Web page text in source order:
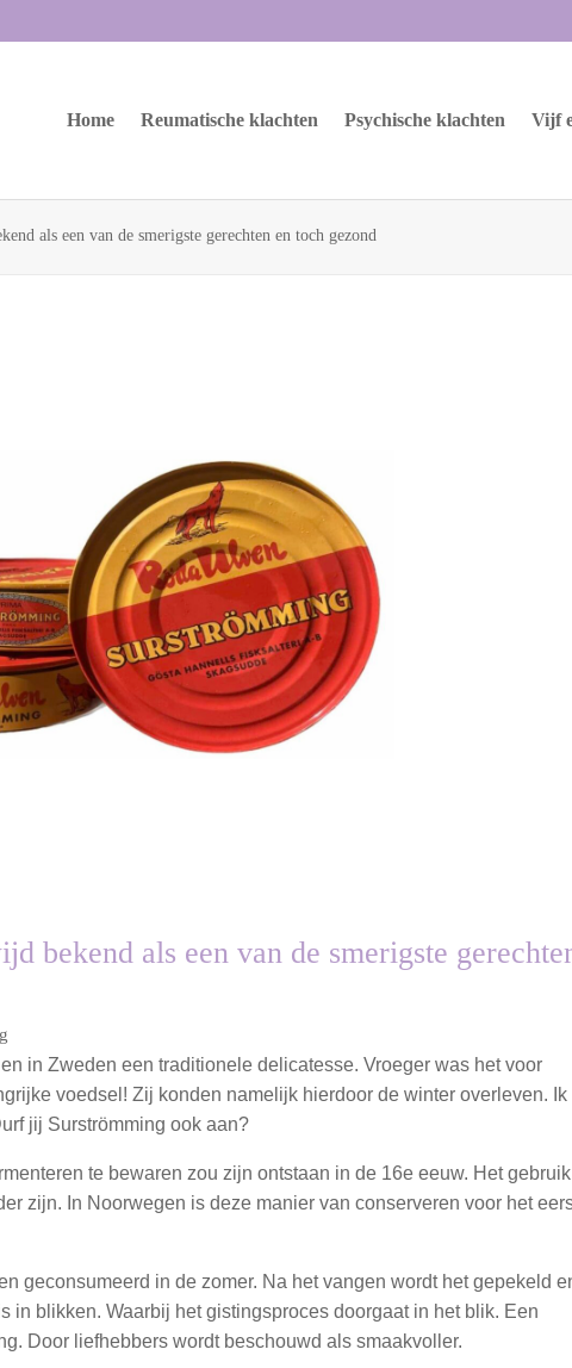
Home Reumatische klachten Psychische klachten Vijf
als een van de smerigste gerechten en toch gezond
bekend als een van de smerigste
in Zweden een traditionele delicatesse. Vroeger was het voor
voedsel! Zij konden namelijk hierdoor de winter overleven. Ik
jij Surströmming ook aan?
te bewaren zou zijn ontstaan in de 16e eeuw. Het gebruik
zijn. In Noorwegen is deze manier van conserveren voor het
geconsumeerd in de zomer. Na het vangen wordt het gepekeld
in blikken. Waarbij het gistingsproces doorgaat in het blik. Een
Door liefhebbers wordt beschouwd als smaakvoller.